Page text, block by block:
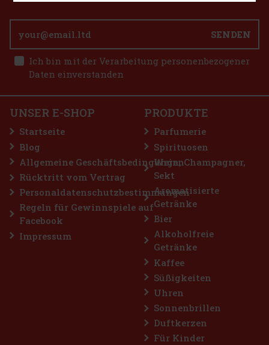
Bestellen
Dragees Dose 64 g
die nach jedem Kauen für lang anhaltende
Designs haben Sie sie immer griffbereit –
2.29 €
Bestellen
Rabatt: 43%
Aktion
SENDEN
Ich bin mit der Verarbeitung personenbezogener
Daten einverstanden
UNSER E-SHOP
Startseite
Blog
Allgemeine Geschäftsbedingungen
Rücktritt vom Vertrag
Personaldatenschutzbestimmungen
Regeln für Gewinnspiele auf
Facebook
Impressum
PRODUKTE
Parfumerie
Spirituosen
Wein, Champagner,
Sekt
Aromatisierte
Getränke
Bier
Alkoholfreie
Getränke
Kaffee
Süßigkeiten
Uhren
Sonnenbrillen
Duftkerzen
Für Kinder